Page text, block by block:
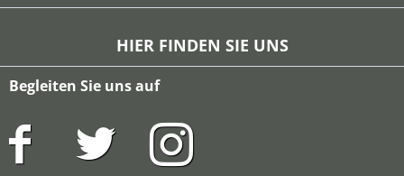
HIER FINDEN SIE UNS
Begleiten Sie uns auf